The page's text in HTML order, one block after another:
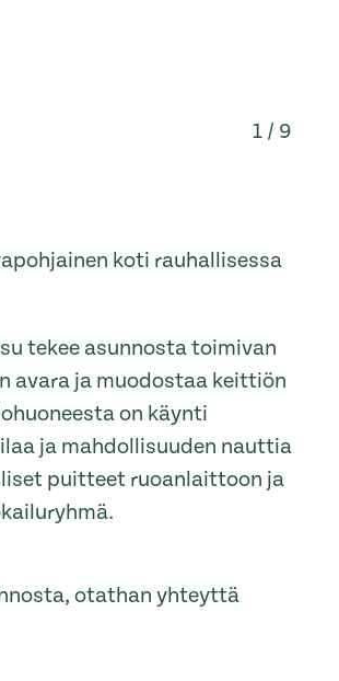
1 / 9
koti rauhallisessa
tekee asunnosta toimivan
avara ja muodostaa keittiön
on käynti
ja mahdollisuuden nauttia
puitteet ruoanlaittoon ja
otathan yhteyttä